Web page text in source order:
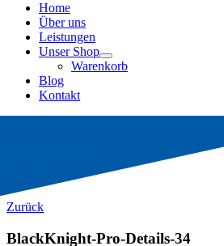
Home
Über uns
Leistungen
Unser Shop
Warenkorb
Blog
Kontakt
Zurück
BlackKnight-Pro-Details-34